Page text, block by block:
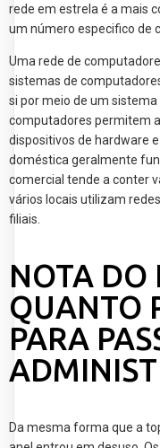
rede em estrela é a mais
um número especifico de
Uma rede de
sistemas de
si por meio de um
computadores permitem
dispositivos de hardware
doméstica geralmente
comercial tende a conter
vários locais utilizam
filiais.
NOTA DO
QUANTO
PARA
Da mesma forma que a